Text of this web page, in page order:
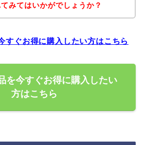
みてはいかがでしょうか？
すぐお得に購入したい方はこちら
を今すぐお得に購入したい
方はこちら